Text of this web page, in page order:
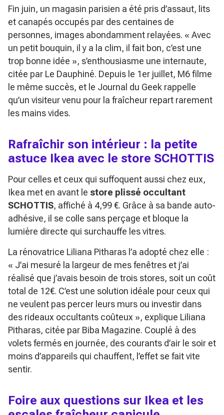
Fin juin, un magasin parisien a été pris d’assaut, lits
et canapés occupés par des centaines de
personnes, images abondamment relayées. « Avec
un petit bouquin, il y a la clim, il fait bon, c’est une
trop bonne idée », s’enthousiasme une internaute,
citée par Le Dauphiné. Depuis le 1er juillet, M6 filme
le même succès, et le Journal du Geek rappelle
qu’un visiteur venu pour la fraîcheur repart rarement
les mains vides.
Rafraîchir son intérieur : la petite
astuce Ikea avec le store SCHOTTIS
Pour celles et ceux qui suffoquent aussi chez eux,
Ikea met en avant le store plissé occultant
SCHOTTIS, affiché à 4,99 €. Grâce à sa bande auto-
adhésive, il se colle sans perçage et bloque la
lumière directe qui surchauffe les vitres.
La rénovatrice Liliana Pitharas l’a adopté chez elle :
« J’ai mesuré la largeur de mes fenêtres et j’ai
réalisé que j’avais besoin de trois stores, soit un coût
total de 12€. C’est une solution idéale pour ceux qui
ne veulent pas percer leurs murs ou investir dans
des rideaux occultants coûteux », explique Liliana
Pitharas, citée par Biba Magazine. Couplé à des
volets fermés en journée, des courants d’air le soir et
moins d’appareils qui chauffent, l’effet se fait vite
sentir.
Foire aux questions sur Ikea et les